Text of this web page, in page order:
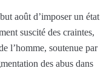
août d’imposer un état
suscité des craintes,
l’homme, soutenue par
des abus dans